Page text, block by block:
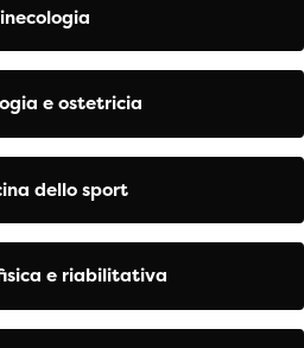
e ostetricia
dello sport
e riabilitativa